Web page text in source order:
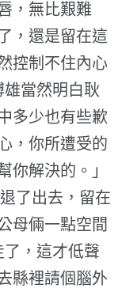
，無比艱難
，還是留在這
控制不住內心
當然明白耿
多少也有些歉
，你所遭受的
你解決的。」
了出去，留在
母倆一點空間
，這才低聲
縣裡請個腦外